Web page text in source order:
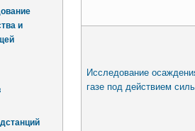
и
Исследование
газе под действием